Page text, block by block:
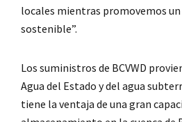
locales mientras promovemos
sostenible”.
Los suministros de BCVWD
Agua del Estado y del agua
tiene la ventaja de una gran